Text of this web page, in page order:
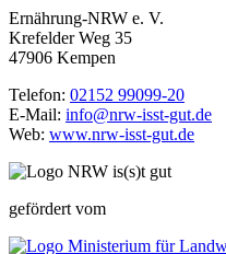
Ernährung-NRW e. V.
Krefelder Weg 35
47906 Kempen
Telefon: 02152 99099-20
E-Mail: info@nrw-isst-gut.de
Web: www.nrw-isst-gut.de
gefördert vom